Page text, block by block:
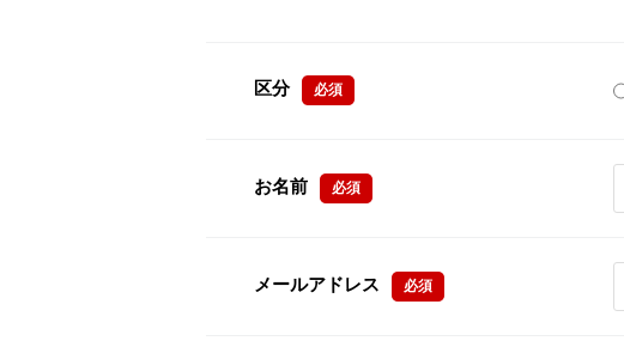
区分 必須
お名前 必須
メールアドレス 必須